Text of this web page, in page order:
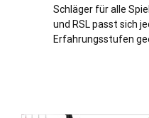
Schläger für alle
und RSL passt sich
Erfahrungsstufen